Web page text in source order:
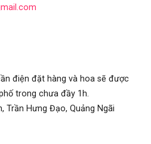
điện đặt hàng và hoa sẽ được
trong chưa đầy 1h.
Trần Hưng Đạo, Quảng Ngãi